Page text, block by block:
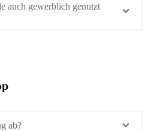
auch gewerblich genutzt
ab?